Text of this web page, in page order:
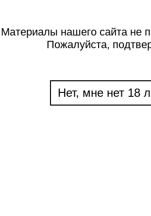
Материалы нашего сайта не
Пожалуйста,
Нет, мне нет 18